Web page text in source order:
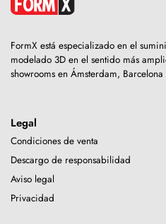
FormX está especializado en el
modelado 3D en el sentido más
showrooms en Ámsterdam,
Legal
Condiciones de venta
Descargo de responsabilidad
Aviso legal
Privacidad